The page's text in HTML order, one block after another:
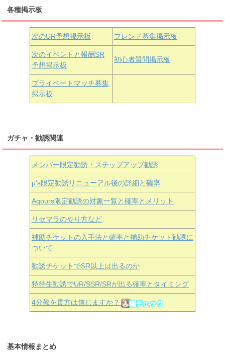
黒澤ダイヤ
朝香果林 近江彼方 エマ・ヴェルデ
各種掲示板
次のUR予想掲示板 フレンド募集掲示板
次のイベントと報酬SR
予想掲示板
初心者質問掲示板
プライベートマッチ募集
掲示板
ガチャ・勧誘関連
メンバー限定勧誘・ステップアップ勧誘
μ’s限定勧誘リニューアル後の詳細と確率
Aqours限定勧誘の対象一覧と確率とメリット
リセマラのやり方など
補助チケットの入手法と確率と補助チケット勧誘に
ついて
勧誘チケットでSR以上は出るのか
特待生勧誘でUR/SSR/SRが出る確率とタイミング
4分教を貴方は信じますか？
基本情報まとめ